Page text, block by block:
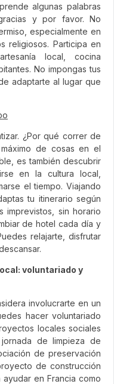
algunas palabras
y por favor. No
especialmente en
religiosos. Participa en
local, cocina
No impongas tus
adaptarte al lugar que
¿Por qué correr de
de cosas en el
es también descubrir
en la cultura local,
el tiempo. Viajando
tu itinerario según
imprevistos, sin horario
de hotel cada día y
relajarte, disfrutar
voluntariado y
involucrarte en un
hacer voluntariado
locales sociales
de limpieza de
de preservación
de construcción
en Francia como